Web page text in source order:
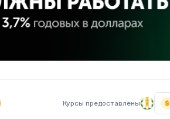
Курсы предоставлены $